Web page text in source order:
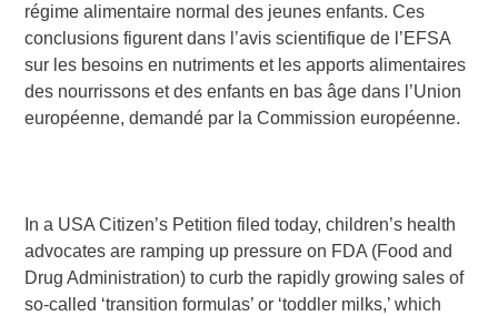
régime alimentaire normal des jeunes enfants. Ces
conclusions figurent dans l’avis scientifique de l’EFSA
sur les besoins en nutriments et les apports alimentaires
des nourrissons et des enfants en bas âge dans l’Union
européenne, demandé par la Commission européenne.
In a USA Citizen’s Petition filed today, children’s health
advocates are ramping up pressure on FDA (Food and
Drug Administration) to curb the rapidly growing sales of
so-called ‘transition formulas’ or ‘toddler milks,’ which